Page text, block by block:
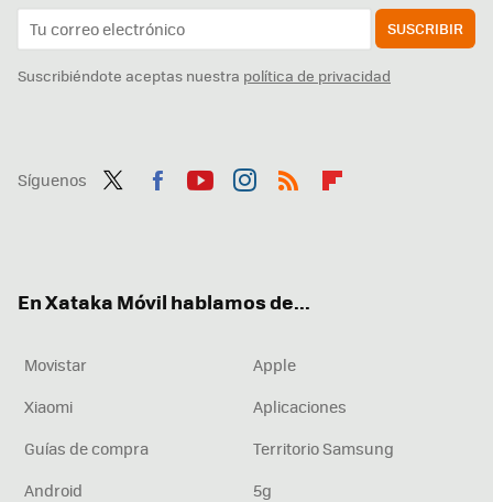
SUSCRIBIR
Suscribiéndote aceptas nuestra política de privacidad
Síguenos
En Xataka Móvil hablamos de...
Movistar
Apple
Xiaomi
Aplicaciones
Guías de compra
Territorio Samsung
Android
5g